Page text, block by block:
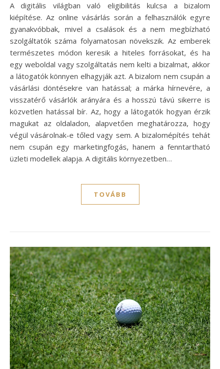
A digitális világban való eligibilitás kulcsa a bizalom
kiépítése. Az online vásárlás során a felhasználók egyre
gyanakvóbbak, mivel a csalások és a nem megbízható
szolgáltatók száma folyamatosan növekszik. Az emberek
természetes módon keresik a hiteles forrásokat, és ha
egy weboldal vagy szolgáltatás nem kelti a bizalmat, akkor
a látogatók könnyen elhagyják azt. A bizalom nem csupán a
vásárlási döntésekre van hatással; a márka hírnevére, a
visszatérő vásárlók arányára és a hosszú távú sikerre is
közvetlen hatással bír. Az, hogy a látogatók hogyan érzik
magukat az oldaladon, alapvetően meghatározza, hogy
végül vásárolnak-e tőled vagy sem. A bizalomépítés tehát
nem csupán egy marketingfogás, hanem a fenntartható
üzleti modellek alapja. A digitális környezetben…
TOVÁBB